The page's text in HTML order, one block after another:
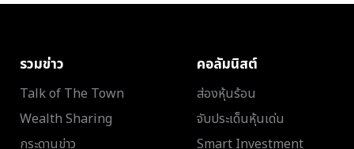
รวมข่าว
Talk of The Town
Wealth Sharing
กระดานข่าว
คอลัมนิสต์
ส่องหุ้นร้อน
จับประเด็นหุ้นเด่น
Smart Investment